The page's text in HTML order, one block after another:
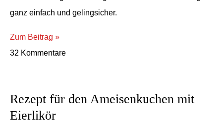
ganz einfach und gelingsicher.
Zum Beitrag »
32 Kommentare
Rezept für den Ameisenkuchen mit
Eierlikör